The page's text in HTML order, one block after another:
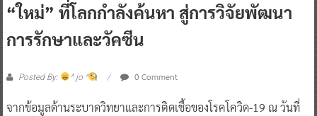
“ใหม่” ที่โลกกำลังค้นหา สู่การวิจัยพัฒนา
การรักษาและวัคซีน
Posted By: ^ jo ^ 0 Comment
จากข้อมูลด้านระบาดวิทยาและการติดเชื้อของโรคโควิด-19 ณ วันที่